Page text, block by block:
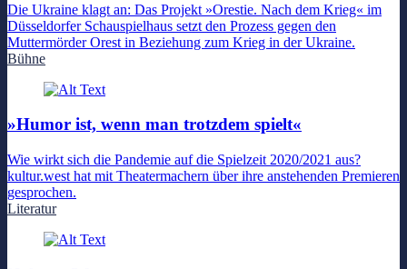
Die Ukraine klagt an: Das Projekt »Orestie. Nach dem Krieg« im
Düsseldorfer Schauspielhaus setzt den Prozess gegen den
Muttermörder Orest in Beziehung zum Krieg in der Ukraine.
Bühne
»Humor ist, wenn man trotzdem spielt«
Wie wirkt sich die Pandemie auf die Spielzeit 2020/2021 aus?
kultur.west hat mit Theatermachern über ihre anstehenden Premieren
gesprochen.
Literatur